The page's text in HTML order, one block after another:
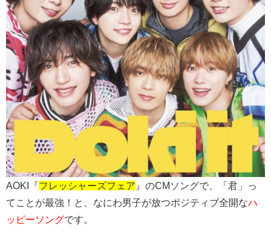
AOKI『フレッシャーズフェア 』のCMソングで、「君」っ
てことが最強！と、なにわ男子が放つポジティブ全開なハ
ッピーソングです。